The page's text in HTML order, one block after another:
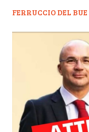
FERRUCCIO DEL BUE